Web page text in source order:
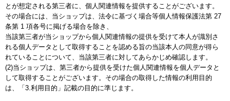
とが想定される第三者に、個人関連情報を提供することがございます。
その場合には、当ショップは、法令に基づく場合等個人情報保護法第 27
条第 1 項各号に掲げる場合を除き、
当該第三者が当ショップから個人関連情報の提供を受けて本人が識別さ
れる個人データとして取得することを認める旨の当該本人の同意が得ら
れていることについて、当該第三者に対してあらかじめ確認します。
(2)当ショップは、第三者から提供を受けた個人関連情報を個人データと
して取得することがございます。その場合の取得した情報の利用目的
は、「3.利用目的」記載の目的に準じます。